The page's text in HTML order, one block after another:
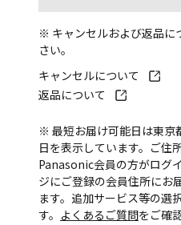
※ キャンセルおよび返品に
さい。
キャンセルについて
返品について
※ 最短お届け可能日は東京
日を表示しています。ご住
Panasonic会員の方がログ
ジにご登録の会員住所にお
ます。追加サービス等の選
す。 よくあるご質問をご確